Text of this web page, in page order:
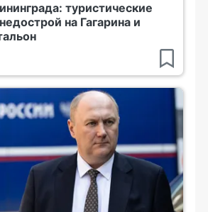
туристические
на Гагарина и